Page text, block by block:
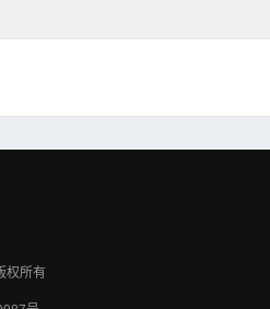
权所有